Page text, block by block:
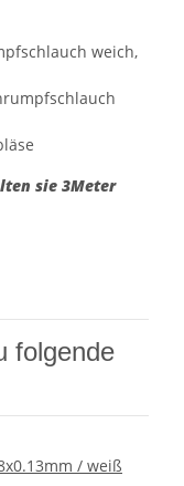
weich,
sie 3Meter
folgende